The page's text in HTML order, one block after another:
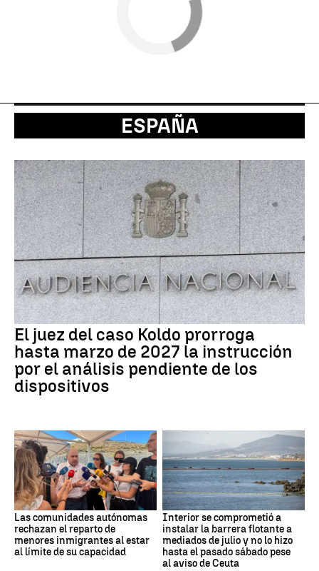
ESPAÑA
El juez del caso Koldo prorroga
hasta marzo de 2027 la instrucción
por el análisis pendiente de los
dispositivos
Las comunidades autónomas
rechazan el reparto de
menores inmigrantes al estar
al límite de su capacidad
Interior se comprometió a
instalar la barrera flotante a
mediados de julio y no lo hizo
hasta el pasado sábado pese
al aviso de Ceuta